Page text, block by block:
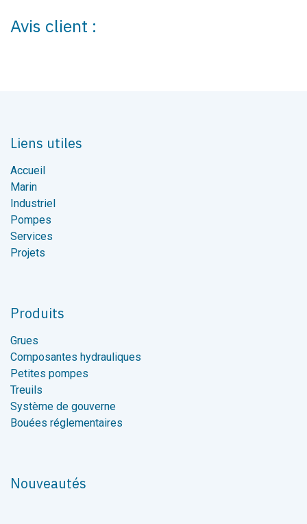
Avis client :
Liens utiles
Accueil
Marin
Industriel
Pompes
Services
Projets
Produits
Grues
Composantes hydrauliques
Petites pompes
Treuils
Système de gouverne
Bouées réglementaires
Nouveautés